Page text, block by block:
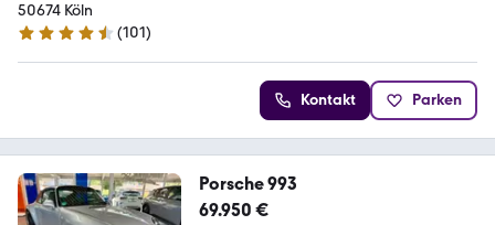
50674 Köln
4.7 Sterne
(101)
Kontakt Parken
Porsche 993
69.950 €